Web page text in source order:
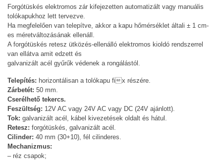
Forgótüskés elektromos zár kifejezetten automatizált vagy manuális
tolókapukhoz lett tervezve.
Ha megfelelően van telepítve, akkor a kapu hőmérséklet általi ± 1 cm-
es méretváltozásának ellenáll.
A forgótüskés retesz ütközés-ellenálló elektromos kioldó rendszerrel
van ellátva amit edzett és
galvanizált acél gyűrűk védenek a rongálástól.
Telepítés: horizontálisan a tolókapu fix részére.
Zárbetét: 50 mm.
Cserélhető tekercs.
Feszültség: 12V AC vagy 24V AC vagy DC (24V ajánlott).
Tok: galvanizált acél, kábel kivezetések oldalt és hátul.
Retesz: forgótüskés, galvanizált acél.
Cilinder: 40 mm (30+10), fél cilinderes.
Mechanizmus:
– réz csapok;